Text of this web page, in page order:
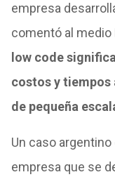
empresa
comentó al medio
low code
costos y tiempos
de pequeña
Un caso argentino
empresa que se